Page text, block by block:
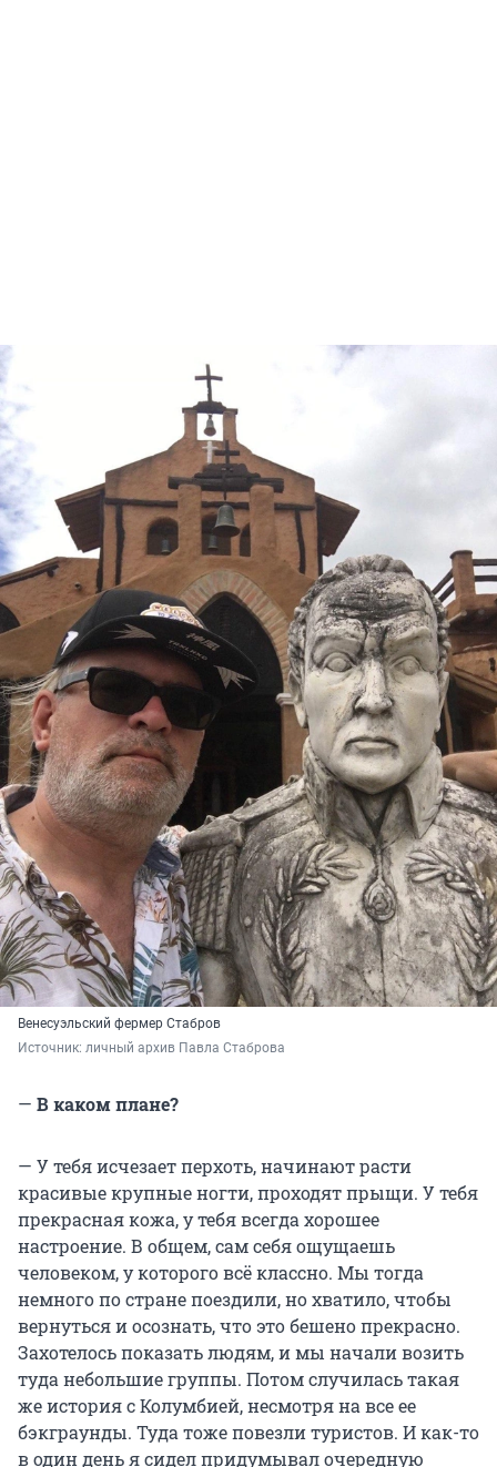
Венесуэльский фермер Стабров
Источник: личный архив Павла Стаброва
— В каком плане?
— У тебя исчезает перхоть, начинают расти
красивые крупные ногти, проходят прыщи. У тебя
прекрасная кожа, у тебя всегда хорошее
настроение. В общем, сам себя ощущаешь
человеком, у которого всё классно. Мы тогда
немного по стране поездили, но хватило, чтобы
вернуться и осознать, что это бешено прекрасно.
Захотелось показать людям, и мы начали возить
туда небольшие группы. Потом случилась такая
же история с Колумбией, несмотря на все ее
бэкграунды. Туда тоже повезли туристов. И как-то
в один день я сидел придумывал очередную